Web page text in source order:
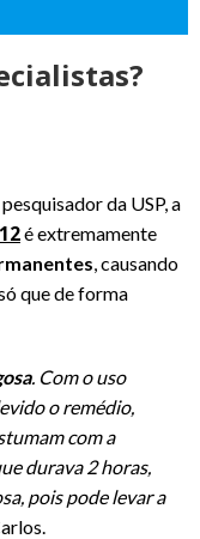
da USP, a
é extremamente
, causando
que de forma
. Com o uso
o remédio,
com a
durava 2 horas,
pois pode levar a